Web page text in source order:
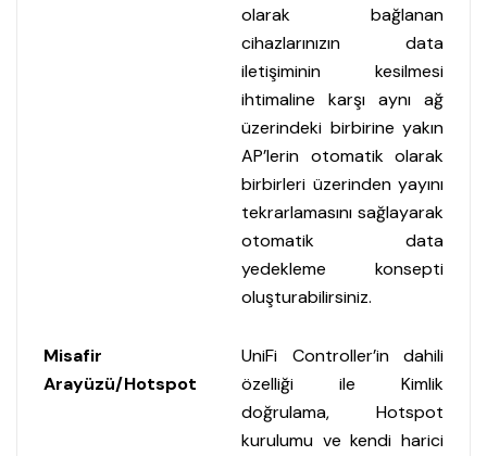
olarak bağlanan
cihazlarınızın data
iletişiminin kesilmesi
ihtimaline karşı aynı ağ
üzerindeki birbirine yakın
AP’lerin otomatik olarak
birbirleri üzerinden yayını
tekrarlamasını sağlayarak
otomatik data
yedekleme konsepti
oluşturabilirsiniz.
Misafir
Arayüzü/Hotspot
UniFi Controller’in dahili
özelliği ile Kimlik
doğrulama, Hotspot
kurulumu ve kendi harici